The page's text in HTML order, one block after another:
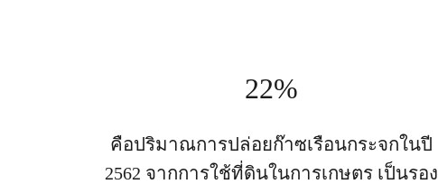
22%
คือปริมาณการปล่อยก๊าซเรือนกระจกในปี
2562 จากการใช้ที่ดินในการเกษตร เป็นรอง